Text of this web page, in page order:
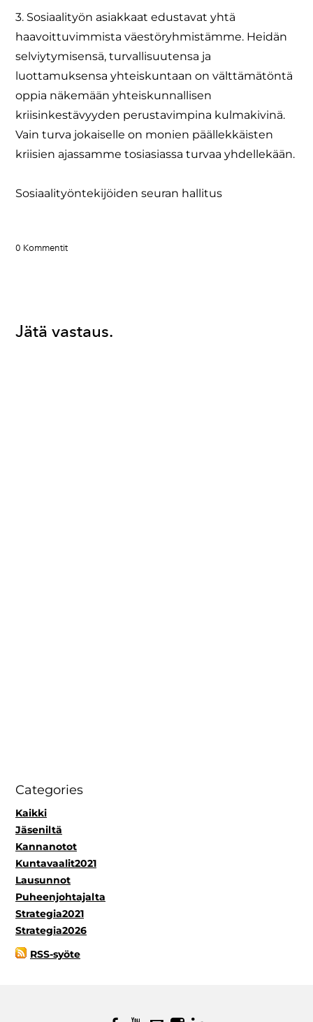
3. Sosiaalityön asiakkaat edustavat yhtä
haavoittuvimmista väestöryhmistämme. Heidän
selviytymisensä, turvallisuutensa ja
luottamuksensa yhteiskuntaan on välttämätöntä
oppia näkemään yhteiskunnallisen
kriisinkestävyyden perustavimpina kulmakivinä.
Vain turva jokaiselle on monien päällekkäisten
kriisien ajassamme tosiasiassa turvaa yhdellekään.
​Sosiaalityöntekijöiden seuran hallitus
0 Kommentit
Jätä vastaus.
Categories
Kaikki
Jäseniltä
Kannanotot
Kuntavaalit2021
Lausunnot
Puheenjohtajalta
Strategia2021
Strategia2026
RSS-syöte